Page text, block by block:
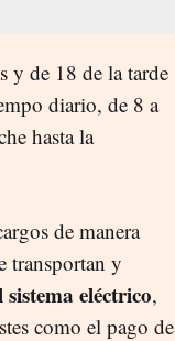
y de 18 de la tarde
diario, de 8 a
hasta la
de manera
transportan y
sistema eléctrico,
como el pago de